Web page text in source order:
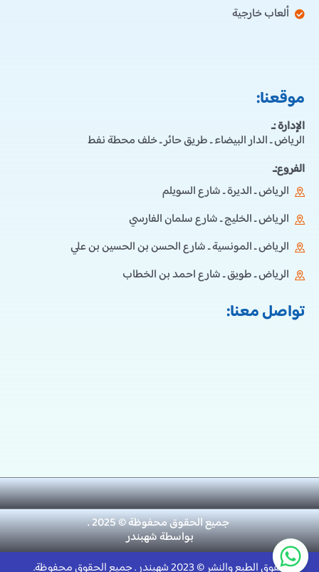
ألعاب خارجية
موقعنا:
الإدارة :ـ
الرياض ـ الدار البيضاء ـ طريق حائر ـ خلف محطة نفط
الفروع:ـ
الرياض ـ الديرة ـ شارع السويلم
الرياض ـ الخليج ـ شارع سلمان الفارسي
الرياض ـ المونسية ـ شارع الحسن بن الحسين بن علي
الرياض ـ طويق ـ شارع احمد بن الخطاب
تواصل معنا:
جميع الحقوق محفوظة © 2025 .
بواسطةشهبندر
حقوق الطبع والنشر © 2023 شهبندر . جميع الحقوق محفوظة.